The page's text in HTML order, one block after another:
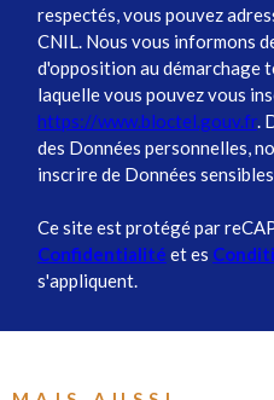
respectés, vous pouvez
CNIL. Nous vous informons
d'opposition au démarchage
laquelle vous pouvez vous
https://www.bloctel.gouv.fr.
des Données personnelles,
inscrire de Données
Ce site est protégé par
Confidentialité et es
s'appliquent.